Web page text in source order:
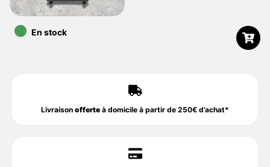
•En stock
Livraison offerte à domicile à partir de 250€ d’achat*